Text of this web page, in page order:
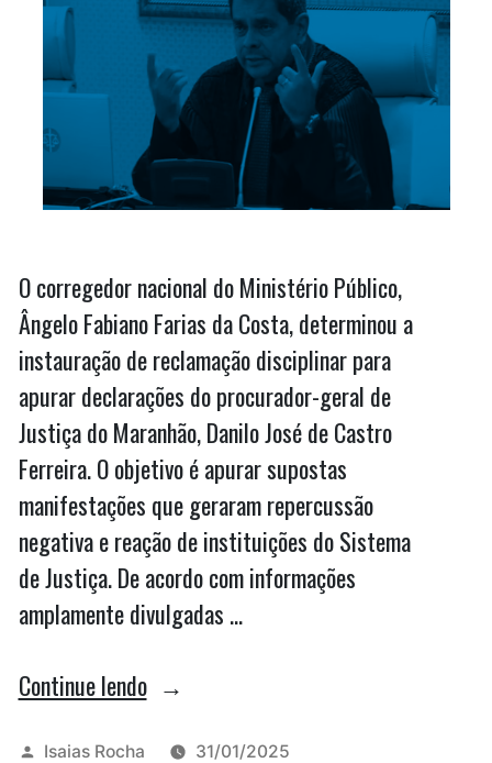
O corregedor nacional do Ministério Público,
Ângelo Fabiano Farias da Costa, determinou a
instauração de reclamação disciplinar para
apurar declarações do procurador-geral de
Justiça do Maranhão, Danilo José de Castro
Ferreira. O objetivo é apurar supostas
manifestações que geraram repercussão
negativa e reação de instituições do Sistema
de Justiça. De acordo com informações
amplamente divulgadas …
Continue lendo“Corregedor
Publicado
Isaias Rocha
31/01/2025